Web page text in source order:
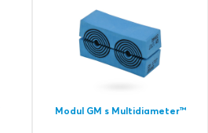
Modul GM s Multidiameter™